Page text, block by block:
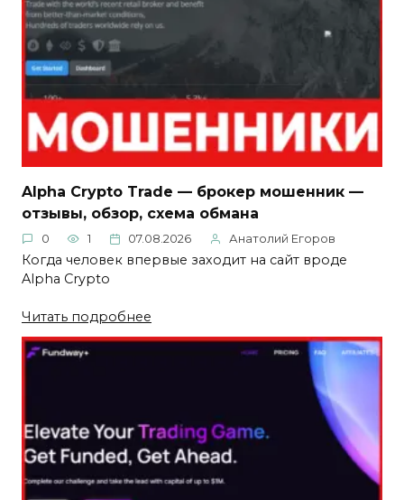
Alpha Crypto Trade — брокер мошенник —
отзывы, обзор, схема обмана
0 1 07.08.2026 Анатолий Егоров
Когда человек впервые заходит на сайт вроде
Alpha Crypto
Читать подробнее